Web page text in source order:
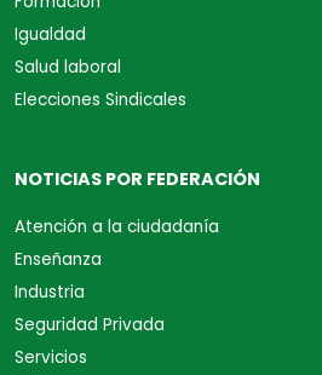
Igualdad
Salud laboral
Elecciones Sindicales
NOTICIAS POR FEDERACIÓN
Atención a la ciudadanía
Enseñanza
Industria
Seguridad Privada
Servicios